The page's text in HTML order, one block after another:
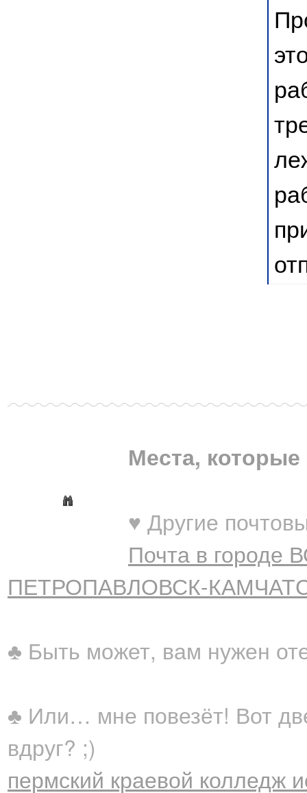
Места, которые
♥ Другие
Почта в городе
ПЕТРОПАВЛОВСК-
♣ Быть может, вам нужен
♣ Или… мне повезёт! Вот
вдруг? ;)
пермский краевой колледж